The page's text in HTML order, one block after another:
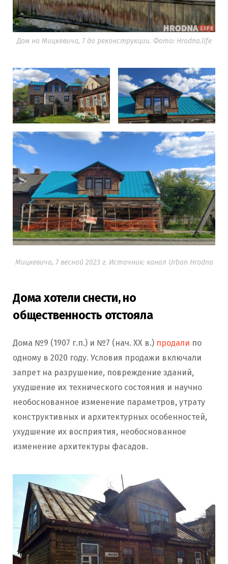
Дом на Мицкевича, 7 до реконструкции. Фото: Hrodna.life
Мицкевича, 7 весной 2023 г. Источник: канал Urban Hrodna
Дома хотели снести, но
общественность отстояла
Дома №9 (1907 г.п.) и №7 (нач. ХХ в.) продали по
одному в 2020 году. Условия продажи включали
запрет на разрушение, повреждение зданий,
ухудшение их технического состояния и научно
необоснованное изменение параметров, утрату
конструктивных и архитектурных особенностей,
ухудшение их восприятия, необоснованное
изменение архитектуры фасадов.